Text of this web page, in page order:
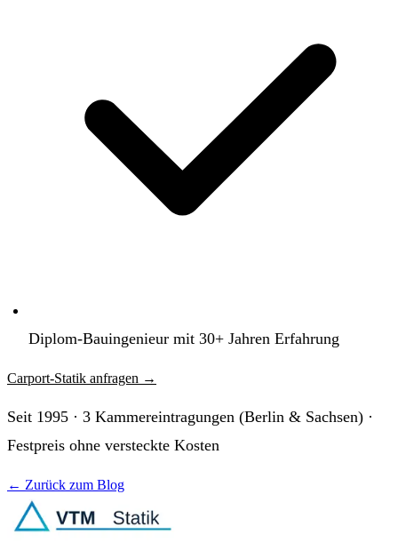
Diplom-Bauingenieur mit 30+ Jahren Erfahrung
Carport-Statik anfragen →
Seit 1995 · 3 Kammereintragungen (Berlin & Sachsen) ·
Festpreis ohne versteckte Kosten
← Zurück zum Blog